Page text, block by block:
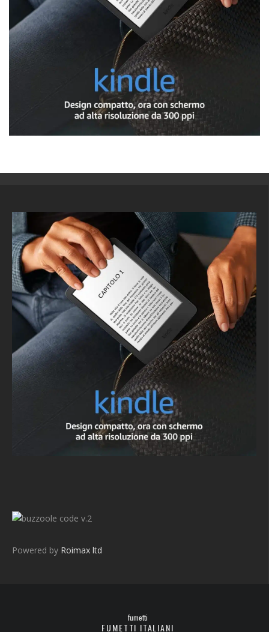
v.2
Powered by Roimax ltd
fumetti
FUMETTI ITALIANI